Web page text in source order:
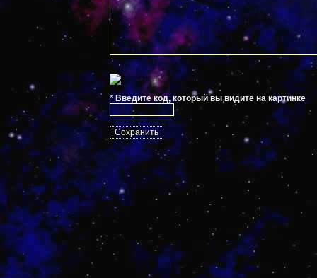
* Введите код, который вы видите на картинке